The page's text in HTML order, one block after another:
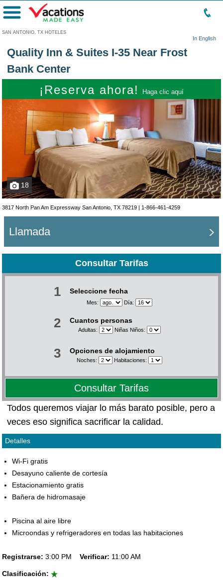
SAN ANTONIO, TX HOTELES
In English
Menú
Quality Inn & Suites I-35 Near Frost
Bank Center
¡Reserva ahora! Haga clic aquí
18
3817 North Pan Am Expressway San Antonio, TX 78219 | 1-866-461-4259
Llamada
Consultar Tarifas
1 Seleccione fecha
Mes: Día:
2 Cuantos personas
Adultas: Niñas Niños:
3 Opciones de alojamiento
Noches: Habitaciones:
Consultar Tarifas
Todos queremos viajar lo más barato posible, pero a
veces eso significa sacrificar la calidad.
Detalles
Wi-Fi gratis
Desayuno caliente de cortesía
Estacionamiento gratis
Bañera de hidromasaje
Piscina al aire libre
Microondas y refrigeradores en todas las habitaciones
Registrarse: 3:00 PM Verificar: 11:00 AM
Clasificación: